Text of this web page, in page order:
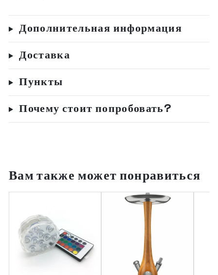
Дополнительная информация
Доставка
Пункты
Почему стоит попробовать?
Вам также может понравиться